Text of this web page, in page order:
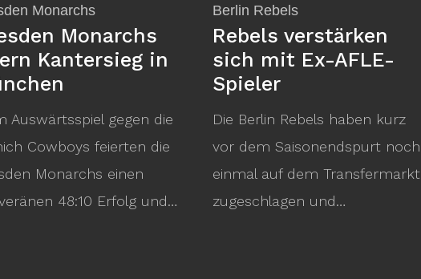
Monarchs
Monarchs
Kantersieg in
Auswärtsspiel gegen die
Cowboys feierten die
Monarchs einen
48:10 Erfolg und…
Berlin Rebels
Rebels verstärken
sich mit Ex-AFLE-
Spieler
Die Berlin Rebels haben kurz
vor dem Saisonendspurt noch
einmal auf dem Transfermarkt
zugeschlagen und…